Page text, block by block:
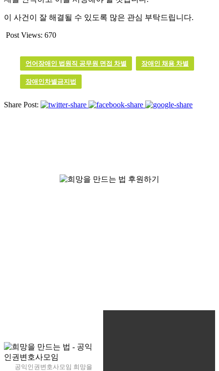
이 사건이 잘 해결될 수 있도록 많은 관심 부탁드립니다.
Post Views: 670
언어장애인 법원직 공무원 면접 차별 장애인 채용 차별
장애인차별금지법
Share Post:
공익인권변호사모임 희망을